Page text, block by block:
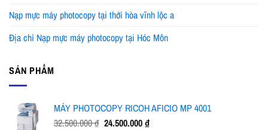
Nạp mực máy photocopy tại thới hòa vĩnh lộc a
Địa chỉ Nạp mực máy photocopy tại Hóc Môn
SẢN PHẨM
MÁY PHOTOCOPY RICOH AFICIO MP 4001
32.500.000₫ Giá
24.500.000₫Giá